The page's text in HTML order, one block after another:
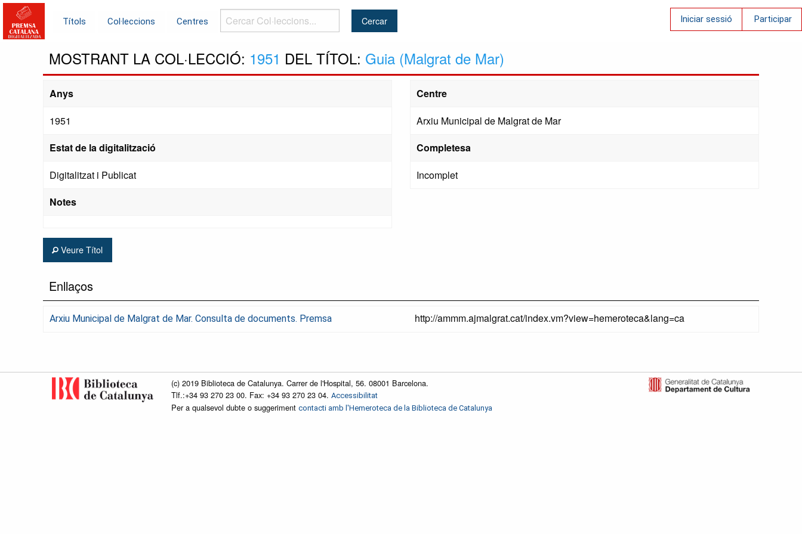
Títols Col·leccions Centres
Cercar
Col·leccions...
Iniciar sessió Participar
MOSTRANT LA COL·LECCIÓ: 1951 DEL TÍTOL: Guia (Malgrat de Mar)
Anys
1951
Estat de la digitalització
Digitalitzat i Publicat
Notes
Centre
Arxiu Municipal de Malgrat de Mar
Completesa
Incomplet
Veure Títol
Enllaços
Arxiu Municipal de Malgrat de Mar. Consulta de documents. Premsa http://ammm.ajmalgrat.cat/index.vm?view=hemeroteca&lang=ca
(c) 2019 Biblioteca de Catalunya. Carrer de l'Hospital, 56. 08001 Barcelona.
Tlf.:+34 93 270 23 00. Fax: +34 93 270 23 04. Accessibilitat
Per a qualsevol dubte o suggeriment contacti amb l'Hemeroteca de la Biblioteca de Catalunya